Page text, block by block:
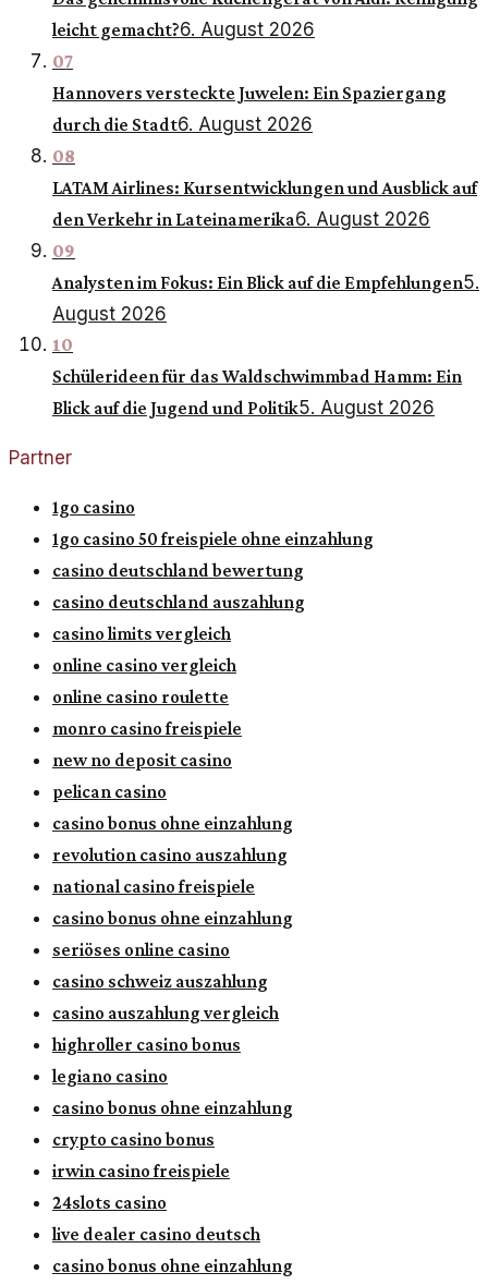
leicht gemacht?6. August 2026
07
Hannovers versteckte Juwelen: Ein Spaziergang
durch die Stadt6. August 2026
08
LATAM Airlines: Kursentwicklungen und Ausblick auf
den Verkehr in Lateinamerika6. August 2026
09
Analysten im Fokus: Ein Blick auf die Empfehlungen5.
August 2026
10
Schülerideen für das Waldschwimmbad Hamm: Ein
Blick auf die Jugend und Politik5. August 2026
Partner
1go casino
1go casino 50 freispiele ohne einzahlung
casino deutschland bewertung
casino deutschland auszahlung
casino limits vergleich
online casino vergleich
online casino roulette
monro casino freispiele
new no deposit casino
pelican casino
casino bonus ohne einzahlung
revolution casino auszahlung
national casino freispiele
casino bonus ohne einzahlung
seriöses online casino
casino schweiz auszahlung
casino auszahlung vergleich
highroller casino bonus
legiano casino
casino bonus ohne einzahlung
crypto casino bonus
irwin casino freispiele
24slots casino
live dealer casino deutsch
casino bonus ohne einzahlung